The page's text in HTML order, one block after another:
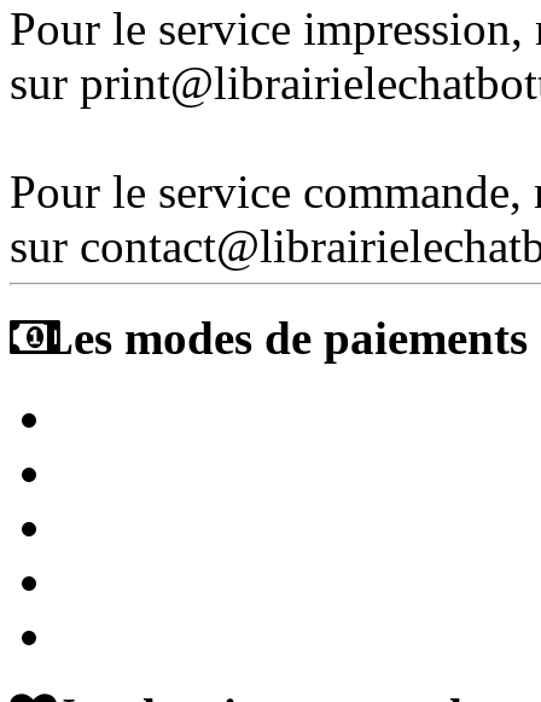
Pour le service
sur
Pour le service
sur
Les modes de